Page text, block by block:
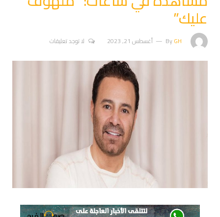
عليك”
ByGH أغسطس 21, 2023 لا توجد تعليقات